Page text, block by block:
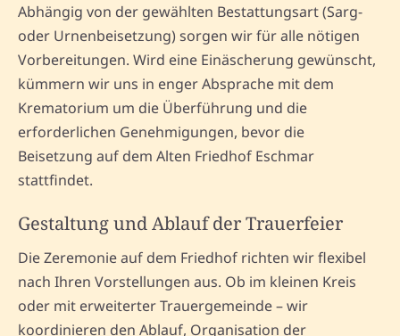
Abhängig von der gewählten Bestattungsart (Sarg-
oder Urnenbeisetzung) sorgen wir für alle nötigen
Vorbereitungen. Wird eine Einäscherung gewünscht,
kümmern wir uns in enger Absprache mit dem
Krematorium um die Überführung und die
erforderlichen Genehmigungen, bevor die
Beisetzung auf dem Alten Friedhof Eschmar
stattfindet.
Gestaltung und Ablauf der Trauerfeier
Die Zeremonie auf dem Friedhof richten wir flexibel
nach Ihren Vorstellungen aus. Ob im kleinen Kreis
oder mit erweiterter Trauergemeinde – wir
koordinieren den Ablauf, Organisation der